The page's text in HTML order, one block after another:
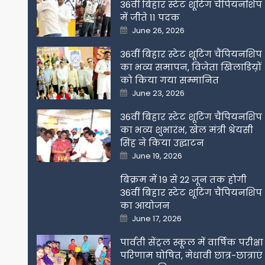
36वीं बिहार स्टेट शूटिंग चैंपियनशिप
में जीते 11 पदक
Posted
on
June 26, 2026
36वीं बिहार स्टेट शूटिंग चैंपियनशिप
का भव्य समापन, विजेता खिलाडिय़ों
को किया गया सम्मानित
Posted
on
June 23, 2026
36वीं बिहार स्टेट शूटिंग चैंपियनशिप
का भव्य शुभारंभ, खेल मंत्री श्रेयसी
सिंह ने किया उद्घाटन
Posted
on
June 19, 2026
बिक्रम में 19 से 22 जून तक होगी
36वीं बिहार स्टेट शूटिंग चैंपियनशिप
का आयोजन
Posted
on
June 17, 2026
पार्वती सेंट्रल स्कूल में वार्षिक परीक्षा
परिणाम घोषित, मेधावी छात्र-छात्राएं